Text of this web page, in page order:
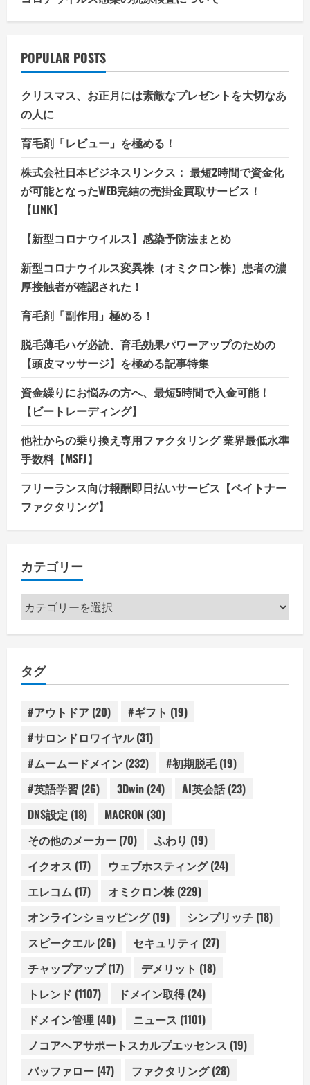
POPULAR POSTS
クリスマス、お正月には素敵なプレゼントを大切なあ
の人に
育毛剤「レビュー」を極める！
株式会社日本ビジネスリンクス： 最短2時間で資金化
が可能となったWEB完結の売掛金買取サービス！
【LINK】
【新型コロナウイルス】感染予防法まとめ
新型コロナウイルス変異株（オミクロン株）患者の濃
厚接触者が確認された！
育毛剤「副作用」極める！
脱毛薄毛ハゲ必読、育毛効果パワーアップのための
【頭皮マッサージ】を極める記事特集
資金繰りにお悩みの方へ、最短5時間で入金可能！
【ビートレーディング】
他社からの乗り換え専用ファクタリング 業界最低水準
手数料【MSFJ】
フリーランス向け報酬即日払いサービス【ペイトナー
ファクタリング】
カテゴリー
カ
テ
ー
タグ
#アウトドア (20) #ギフト (19)
#サロンドロワイヤル(31)
#ムームードメイン (232) #初期脱毛(19)
#英語学習 (26) 3Dwin (24) AI英会話(23)
DNS設定 (18) MACRON (30)
その他のメーカー (70) ふわり (19)
イクオス (17) ウェブホスティング(24)
エレコム (17) オミクロン株(229)
オンラインショッピング(19) シンプリッチ (18)
スピークエル(26) セキュリティ (27)
チャップアップ(17) デメリット (18)
トレンド (1107) ドメイン取得(24)
ドメイン管理 (40) ニュース (1101)
ノコアヘアサポートスカルプエッセンス (19)
バッファロー (47) ファクタリング(28)